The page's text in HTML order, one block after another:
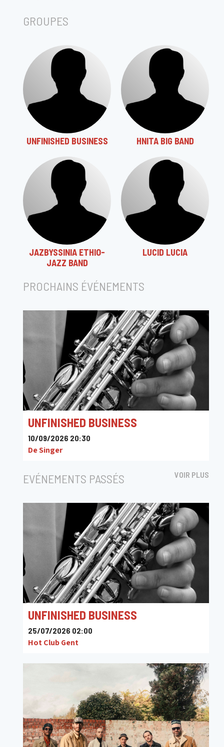
GROUPES
UNFINISHED BUSINESS HNITA BIG BAND
JAZBYSSINIA ETHIO-
JAZZ BAND
LUCID LUCIA
PROCHAINS ÉVÉNEMENTS
UNFINISHED BUSINESS
10/09/2026 20:30
De Singer
EVÉNEMENTS PASSÉS VOIR PLUS
UNFINISHED BUSINESS
25/07/2026 02:00
Hot Club Gent